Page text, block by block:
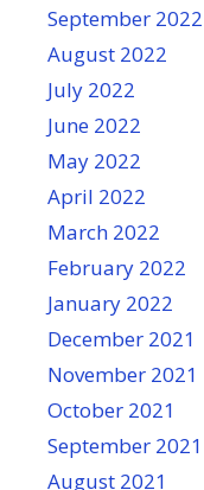
September 2022
August 2022
July 2022
June 2022
May 2022
April 2022
March 2022
February 2022
January 2022
December 2021
November 2021
October 2021
September 2021
August 2021